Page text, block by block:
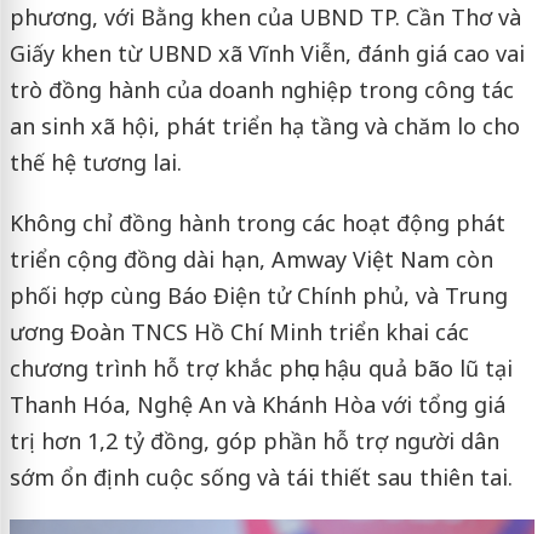
phương, với Bằng khen của UBND TP. Cần Thơ và
Giấy khen từ UBND xã Vĩnh Viễn, đánh giá cao vai
trò đồng hành của doanh nghiệp trong công tác
an sinh xã hội, phát triển hạ tầng và chăm lo cho
thế hệ tương lai.
Không chỉ đồng hành trong các hoạt động phát
triển cộng đồng dài hạn, Amway Việt Nam còn
phối hợp cùng Báo Điện tử Chính phủ, và Trung
ương Đoàn TNCS Hồ Chí Minh triển khai các
chương trình hỗ trợ khắc phục hậu quả bão lũ tại
Thanh Hóa, Nghệ An và Khánh Hòa với tổng giá
trị hơn 1,2 tỷ đồng, góp phần hỗ trợ người dân
sớm ổn định cuộc sống và tái thiết sau thiên tai.